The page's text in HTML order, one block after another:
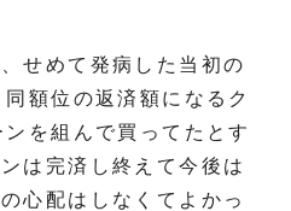
せめて発病した当初の
額位の返済額になるク
を組んで買ってたとす
は完済し終えて今後は
心配はしなくてよかっ